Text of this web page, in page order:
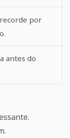
por
antes do